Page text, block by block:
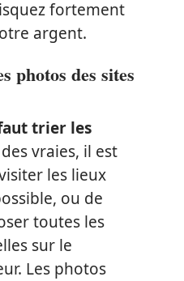
fortement
argent.
photos des sites
trier les
des vraies, il est
les lieux
ou de
toutes les
sur le
Les photos